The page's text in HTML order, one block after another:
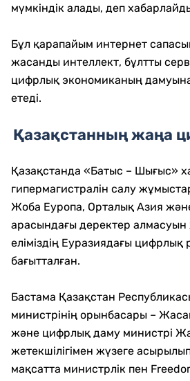
мүмкіндік алады, деп
Бұл қарапайым интернет
жасанды интеллект, бұлтты
цифрлық экономиканың дамуына
етеді.
Қазақстанның жаңа
Қазақстанда «Батыс – Шығыс»
гипермагистралін салу
Жоба Еуропа, Орталық Азия
арасындағы деректер
еліміздің Еуразиядағы цифрлық
бағытталған.
Бастама Қазақстан
министрінің орынбасары –
және цифрлық даму министрі
жетекшілігімен жүзеге
мақсатта министрлік пен